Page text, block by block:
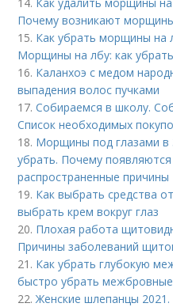
Почему возникают
15. Как убрать морщины на
Морщины на лбу: как
16. Каланхоэ с медом
выпадения волос пучками
17.Собираемся в школу.
Список необходимых
18. Морщины под глазами в
убрать. Почему
распространенные причины
19. Как выбрать средства
выбрать крем вокруг глаз
20. Плохая работа
Причины заболеваний
21. Как убрать глубокую
быстро убрать
22.Женские шлепанцы